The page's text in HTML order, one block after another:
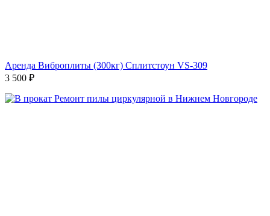
Аренда Виброплиты (300кг) Сплитстоун VS-309
3 500 ₽